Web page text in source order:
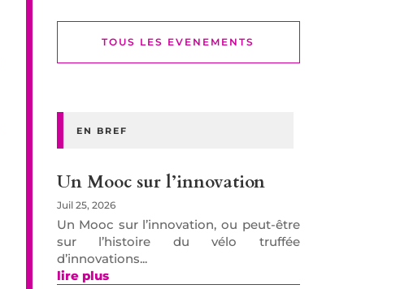
TOUS LES EVENEMENTS
EN BREF
Un Mooc sur l’innovation
Juil 25, 2026
Un Mooc sur l’innovation, ou peut-être
sur l’histoire du vélo truffée
d’innovations...
lire plus